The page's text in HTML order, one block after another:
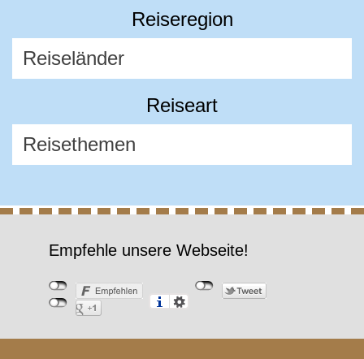
Reiseregion
Reiseart
Empfehle unsere Webseite!